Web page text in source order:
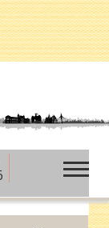
міськради
приберуть,